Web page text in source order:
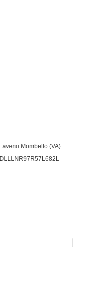
Mombello (VA)
loader = function () {var
loader = function () {var